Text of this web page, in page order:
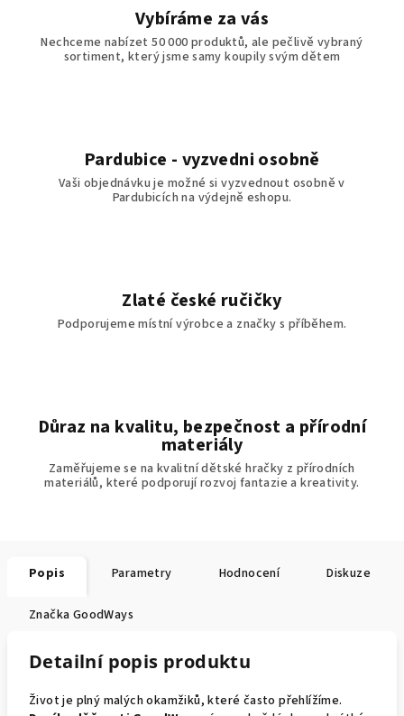
Vybíráme za vás
Nechceme nabízet 50 000 produktů, ale pečlivě vybraný
sortiment, který jsme samy koupily svým dětem
Pardubice - vyzvedni osobně
Vaši objednávku je možné si vyzvednout osobně v
Pardubicích na výdejně eshopu.
Zlaté české ručičky
Podporujeme místní výrobce a značky s příběhem.
Důraz na kvalitu, bezpečnost a přírodní
materiály
Zaměřujeme se na kvalitní dětské hračky z přírodních
materiálů, které podporují rozvoj fantazie a kreativity.
Popis Parametry Hodnocení Diskuze
Značka GoodWays
Detailní popis produktu
Život je plný malých okamžiků, které často přehlížíme.